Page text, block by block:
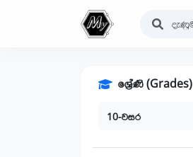
ශ්‍රේණි (Grades)